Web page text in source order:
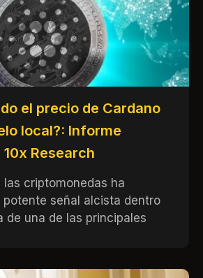
el precio de Cardano
local?: Informe
Research
las criptomonedas ha
potente señal alcista dentro
de una de las principales